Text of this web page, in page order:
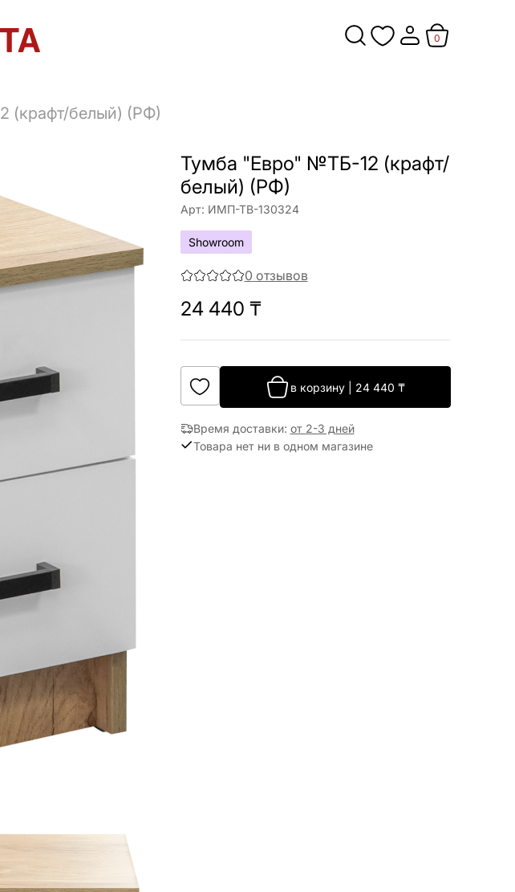
0
(крафт/белый) (РФ)
Тумба "Евро" №ТБ-12 (крафт/
белый) (РФ)
Арт: ИМП-ТВ-130324
Showroom
0 отзывов
24 440 ₸
в корзину 24 440 ₸
Время доставки: от 2-3 дней
Товара нет ни в одном магазине